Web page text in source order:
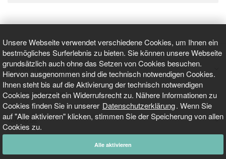
Unsere Webseite verwendet verschiedene Cookies, um Ihnen ein
bestmögliches Surferlebnis zu bieten. Sie können unsere Webseite
grundsätzlich auch ohne das Setzen von Cookies besuchen.
Hiervon ausgenommen sind die technisch notwendigen Cookies.
Ihnen steht bis auf die Aktivierung der technisch notwendigen
Cookies jederzeit ein Widerrufsrecht zu. Nähere Informationen zu
Cookies finden Sie in unserer Datenschutzerklärung. Wenn Sie
auf "Alle aktivieren" klicken, stimmen Sie der Speicherung von allen
Cookies zu.
Alle aktivieren
GEPRÜFT UND ZERTIFIZIERT
AKTUELLE NACHRICHTEN
TARIFO.DE